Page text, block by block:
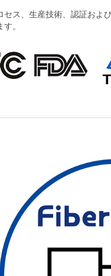
ス、生産技術、認証お
。